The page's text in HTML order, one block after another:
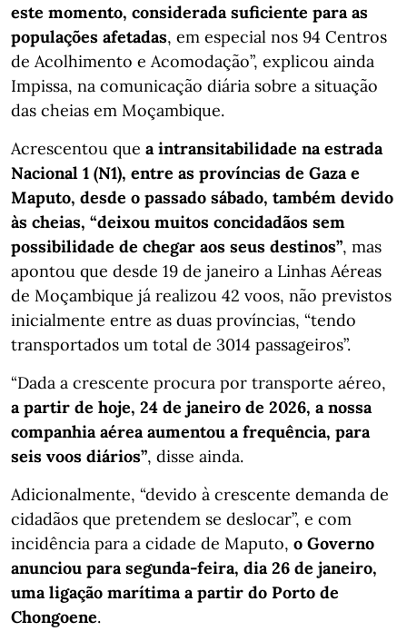
este momento, considerada suficiente para as
populações afetadas, em especial nos 94 Centros
de Acolhimento e Acomodação”, explicou ainda
Impissa, na comunicação diária sobre a situação
das cheias em Moçambique.
Acrescentou que a intransitabilidade na estrada
Nacional 1 (N1), entre as províncias de Gaza e
Maputo, desde o passado sábado, também devido
às cheias, “deixou muitos concidadãos sem
possibilidade de chegar aos seus destinos”, mas
apontou que desde 19 de janeiro a Linhas Aéreas
de Moçambique já realizou 42 voos, não previstos
inicialmente entre as duas províncias, “tendo
transportados um total de 3014 passageiros”.
“Dada a crescente procura por transporte aéreo,
a partir de hoje, 24 de janeiro de 2026, a nossa
companhia aérea aumentou a frequência, para
seis voos diários”, disse ainda.
Adicionalmente, “devido à crescente demanda de
cidadãos que pretendem se deslocar”, e com
incidência para a cidade de Maputo, o Governo
anunciou para segunda-feira, dia 26 de janeiro,
uma ligação marítima a partir do Porto de
Chongoene.